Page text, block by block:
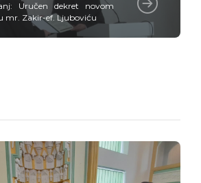
Uručen dekret novom
mr. Zakir-ef. Ljuboviću